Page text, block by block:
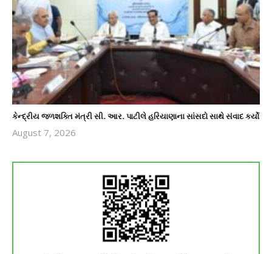
કેન્દ્રીય જળશક્તિ મંત્રી સી. આર. પાટીલે હરિયાણાના સાંસદો સાથે સંવાદ કર્યો
August 7, 2026